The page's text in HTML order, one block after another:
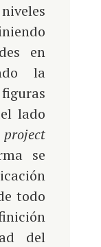
en
la
lado
project
se
todo
del